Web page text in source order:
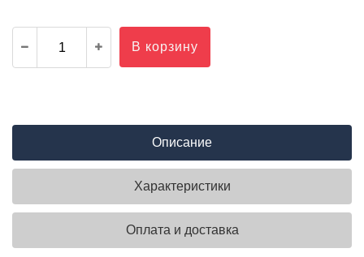
В корзину
Описание
Характеристики
Оплата и доставка